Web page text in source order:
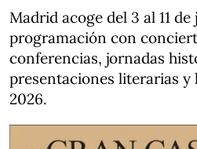
Madrid acoge del 3 al 11
programación con
conferencias, jornadas
presentaciones literarias y
2026.